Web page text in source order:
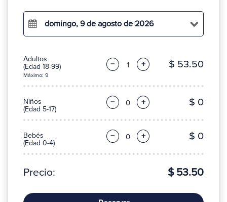
domingo, 9 de agosto de 2026
Adultos
(Edad 18-99)
Máximo: 9
− + $ 53.50
Niños
(Edad 5-17)
− + $ 0
Bebés
(Edad 0-4)
− + $ 0
Precio: $ 53.50